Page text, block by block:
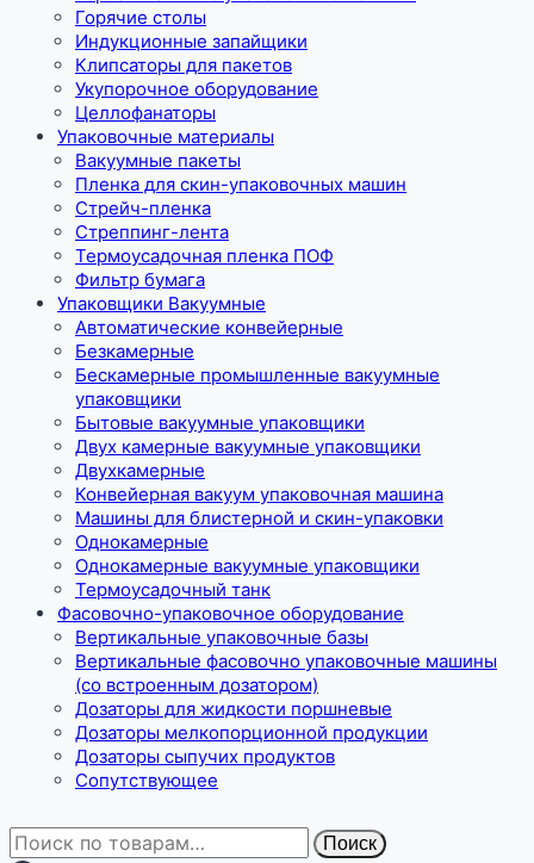
Горячие столы
Индукционные запайщики
Клипсаторы для пакетов
Укупорочное оборудование
Целлофанаторы
Упаковочные материалы
Вакуумные пакеты
Пленка для скин-упаковочных машин
Стрейч-пленка
Стреппинг-лента
Термоусадочная пленка ПОФ
Фильтр бумага
Упаковщики Вакуумные
Автоматические конвейерные
Безкамерные
Бескамерные промышленные вакуумные
упаковщики
Бытовые вакуумные упаковщики
Двух камерные вакуумные упаковщики
Двухкамерные
Конвейерная вакуум упаковочная машина
Машины для блистерной и скин-упаковки
Однокамерные
Однокамерные вакуумные упаковщики
Термоусадочный танк
Фасовочно-упаковочное оборудование
Вертикальные упаковочные базы
Вертикальные фасовочно упаковочные машины
(со встроенным дозатором)
Дозаторы для жидкости поршневые
Дозаторы мелкопорционной продукции
Дозаторы сыпучих продуктов
Сопутствующее
Искать: Поиск